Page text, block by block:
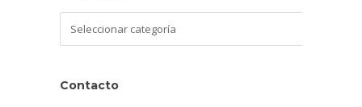
Contacto